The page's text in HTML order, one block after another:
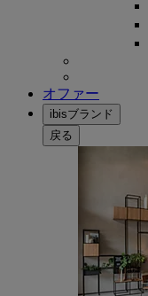
オファー
ibisブランド
戻る